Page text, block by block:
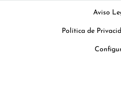
Aviso
Política de